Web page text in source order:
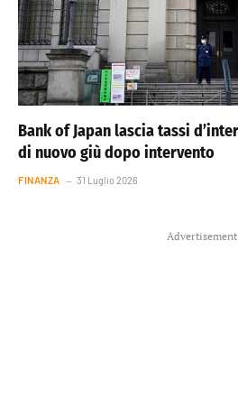
Bank of Japan lascia tassi
di nuovo giù dopo intervento
FINANZA 31 Luglio 2026
Advertisement